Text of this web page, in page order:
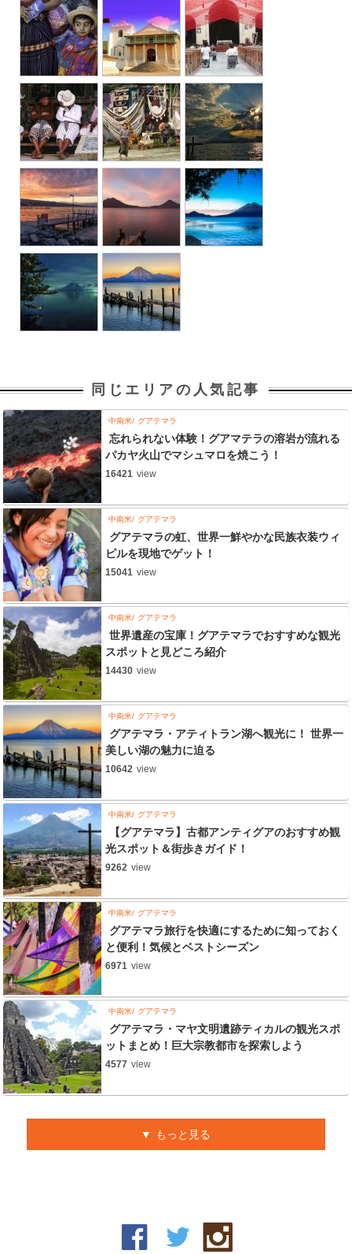
同じエリアの人気記事
中南米 グアテマラ
忘れられない体験！グアマテラの溶岩が流れる
パカヤ火山でマシュマロを焼こう！
16421 view
中南米 グアテマラ
グアテマラの虹、世界一鮮やかな民族衣装ウィ
ピルを現地でゲット！
15041 view
中南米 グアテマラ
世界遺産の宝庫！グアテマラでおすすめな観光
スポットと見どころ紹介
14430 view
中南米 グアテマラ
グアテマラ・アティトラン湖へ観光に！ 世界一
美しい湖の魅力に迫る
10642 view
中南米 グアテマラ
【グアテマラ】古都アンティグアのおすすめ観
光スポット＆街歩きガイド！
9262 view
中南米 グアテマラ
グアテマラ旅行を快適にするために知っておく
と便利！気候とベストシーズン
6971 view
中南米 グアテマラ
グアテマラ・マヤ文明遺跡ティカルの観光スポ
ットまとめ！巨大宗教都市を探索しよう
4577 view
もっと見る